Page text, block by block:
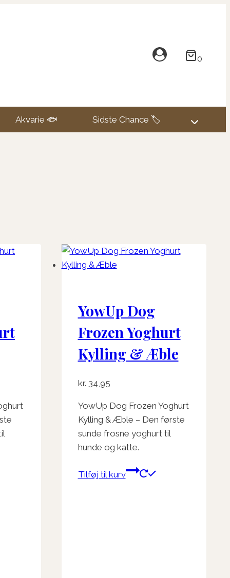
0
Akvarie 🐟 Sidste Chance 🏷️
YowUp Dog
Frozen Yoghurt
Kylling & Æble
kr. 34,95
YowUp Dog Frozen Yoghurt
Kylling & Æble – Den første
sunde frosne yoghurt til
hunde og katte.
Tilføj til kurv